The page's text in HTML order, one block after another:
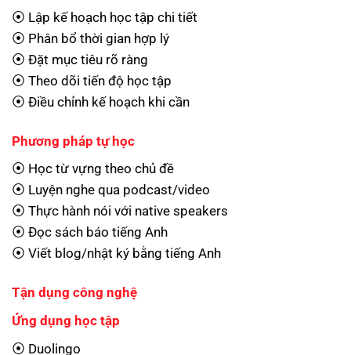
⦿ Lập kế hoạch học tập chi tiết
⦿ Phân bổ thời gian hợp lý
⦿ Đặt mục tiêu rõ ràng
⦿ Theo dõi tiến độ học tập
⦿ Điều chỉnh kế hoạch khi cần
Phương pháp tự học
⦿ Học từ vựng theo chủ đề
⦿ Luyện nghe qua podcast/video
⦿ Thực hành nói với native speakers
⦿ Đọc sách báo tiếng Anh
⦿ Viết blog/nhật ký bằng tiếng Anh
Tận dụng công nghệ
Ứng dụng học tập
⦿ Duolingo